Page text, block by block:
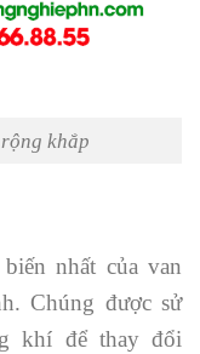
khắp
nhất của van
Chúng được sử
khí để thay đổi